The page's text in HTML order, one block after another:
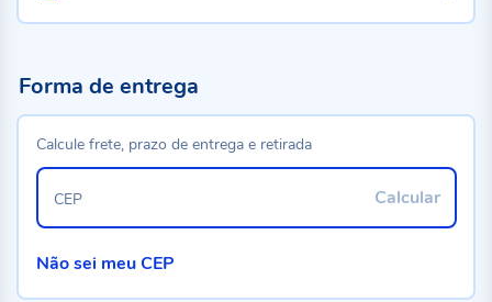
Forma de entrega
Calcule frete, prazo de entrega e retirada
Calcular
CEP
Não sei meu CEP